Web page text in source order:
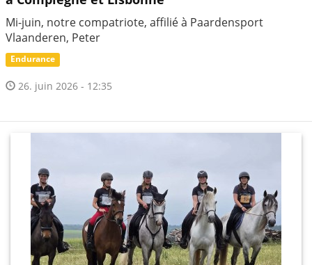
Mi-juin, notre compatriote, affilié à Paardensport
Vlaanderen, Peter
Endurance
26. juin 2026 - 12:35